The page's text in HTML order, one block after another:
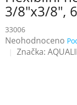
3/8"x3/8",
33006
Průměrné
hodnocení
Neohodnoceno
Značka: